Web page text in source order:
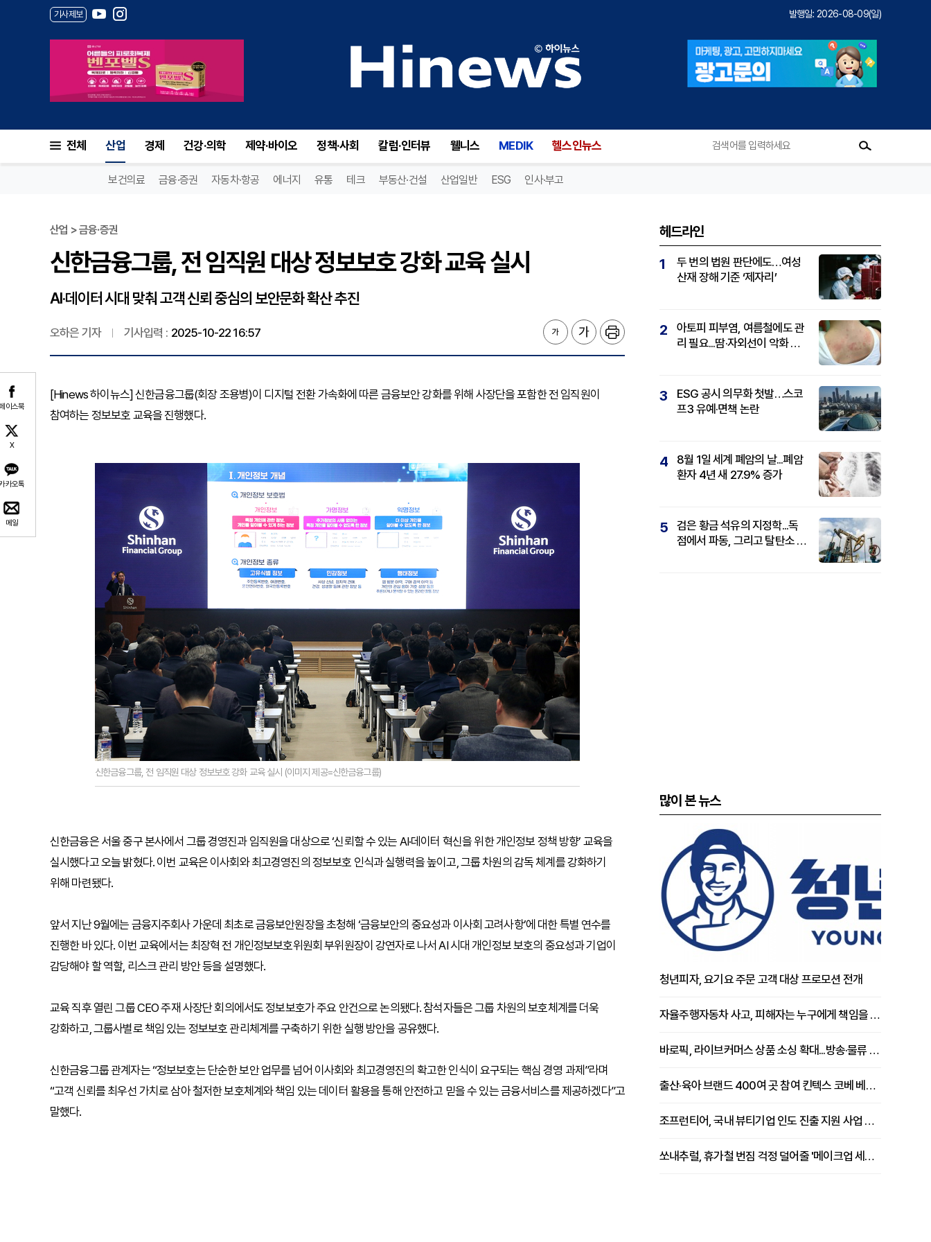
기사제보 발행일: 2026-08-09(일)
전체 산업 경제 건강·의학 제약·바이오 정책·사회 칼럼·인터뷰 웰니스 MEDIK 헬스인뉴스
보건의료 금융·증권 자동차·항공 에너지 유통 테크 부동산·건설 산업일반 ESG 인사·부고
이스북
X
카오톡
메일
산업 > 금융·증권
신한금융그룹, 전 임직원 대상 정보보호 강화 교육 실시
AI·데이터 시대 맞춰 고객 신뢰 중심의 보안문화 확산 추진
오하은 기자 기사입력 : 2025-10-22 16:57
[Hinews 하이뉴스] 신한금융그룹(회장 조용병)이 디지털 전환 가속화에 따른 금융보안 강화를 위해 사장단을 포함한 전 임직원이
참여하는 정보보호 교육을 진행했다.
신한금융그룹, 전 임직원 대상 정보보호 강화 교육 실시 (이미지 제공=신한금융그룹)
신한금융은 서울 중구 본사에서 그룹 경영진과 임직원을 대상으로 ‘신뢰할 수 있는 AI·데이터 혁신을 위한 개인정보 정책 방향’ 교육을
실시했다고 오늘 밝혔다. 이번 교육은 이사회와 최고경영진의 정보보호 인식과 실행력을 높이고, 그룹 차원의 감독 체계를 강화하기
위해 마련됐다.
앞서 지난 9월에는 금융지주회사 가운데 최초로 금융보안원장을 초청해 ‘금융보안의 중요성과 이사회 고려사항’에 대한 특별 연수를
진행한 바 있다. 이번 교육에서는 최장혁 전 개인정보보호위원회 부위원장이 강연자로 나서 AI 시대 개인정보 보호의 중요성과 기업이
감당해야 할 역할, 리스크 관리 방안 등을 설명했다.
교육 직후 열린 그룹 CEO 주재 사장단 회의에서도 정보보호가 주요 안건으로 논의됐다. 참석자들은 그룹 차원의 보호체계를 더욱
강화하고, 그룹사별로 책임 있는 정보보호 관리체계를 구축하기 위한 실행 방안을 공유했다.
신한금융그룹 관계자는 “정보보호는 단순한 보안 업무를 넘어 이사회와 최고경영진의 확고한 인식이 요구되는 핵심 경영 과제”라며
“고객 신뢰를 최우선 가치로 삼아 철저한 보호체계와 책임 있는 데이터 활용을 통해 안전하고 믿을 수 있는 금융서비스를 제공하겠다”고
말했다.
헤드라인
1
두 번의 법원 판단에도…여성
산재 장해 기준 ‘제자리’
2
아토피 피부염, 여름철에도 관
리 필요...땀·자외선이 악화 요
3
ESG 공시 의무화 첫발…스코
프3 유예·면책 논란
4
8월 1일 세계 폐암의 날...폐암
환자 4년 새 27.9% 증가
5
검은 황금 석유의 지정학...독
점에서 파동, 그리고 탈탄소 패
많이 본 뉴스
청년피자, 요기요 주문 고객 대상 프로모션 전개
자율주행자동차 사고, 피해자는 누구에게 책임을 물을 수 있을까
바로픽, 라이브커머스 상품 소싱 확대...방송·물류 원스톱 지원 강화
출산·육아 브랜드 400여 곳 참여 킨텍스 코베 베이비페어 개막
조프런티어, 국내 뷰티기업 인도 진출 지원 사업 추진
쏘내추럴, 휴가철 번짐 걱정 덜어줄 '메이크업 세팅 멀티 매직 실러' 제안